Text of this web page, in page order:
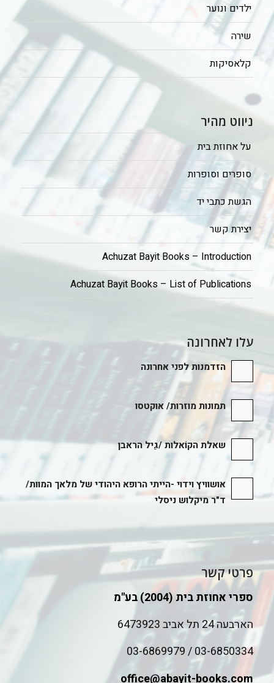
ילדים ונוער
שירה
קלאסיקות
ניווט מהיר
על אחוזת בית
סופרים וסופרות
הגשת כתבי יד
יצירת קשר
Achuzat Bayit Books – Introduction
Achuzat Bayit Books – List of Publications
עלו לאחרונה
הזדמנות לפני אחרונה
תמונות מוזרות/ אוקטסו
שאלת הקוֹאלות /גַיל הראבן
אושוויץ וידוי -הייתי הרופא היהודי של מלאך המוות/
ד"ר מיקלוש ניסלי
פרטי קשר
ספרי אחוזת בית (2004) בע"מ
הארבעה 24 תל אביב 6473923
03-6850334 / 03-6869979
office@abayit-books.com